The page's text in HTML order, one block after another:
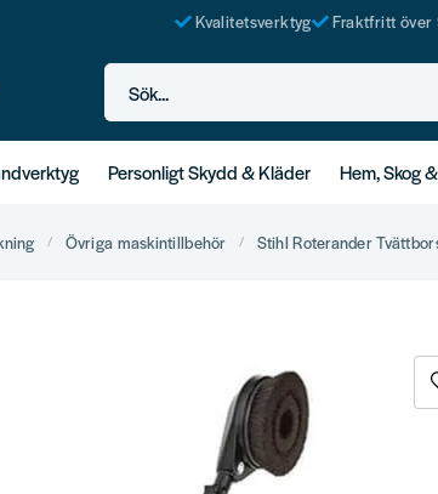
Kvalitetsverktyg Fraktfritt över
Sök...
Personligt Skydd & Kläder Hem, Skog
Övriga maskintillbehör Stihl Roterander